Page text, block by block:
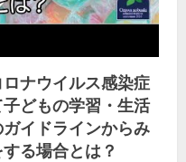
ロナウイルス感染症
どもの学習・生活
イドラインからみ
る場合とは？